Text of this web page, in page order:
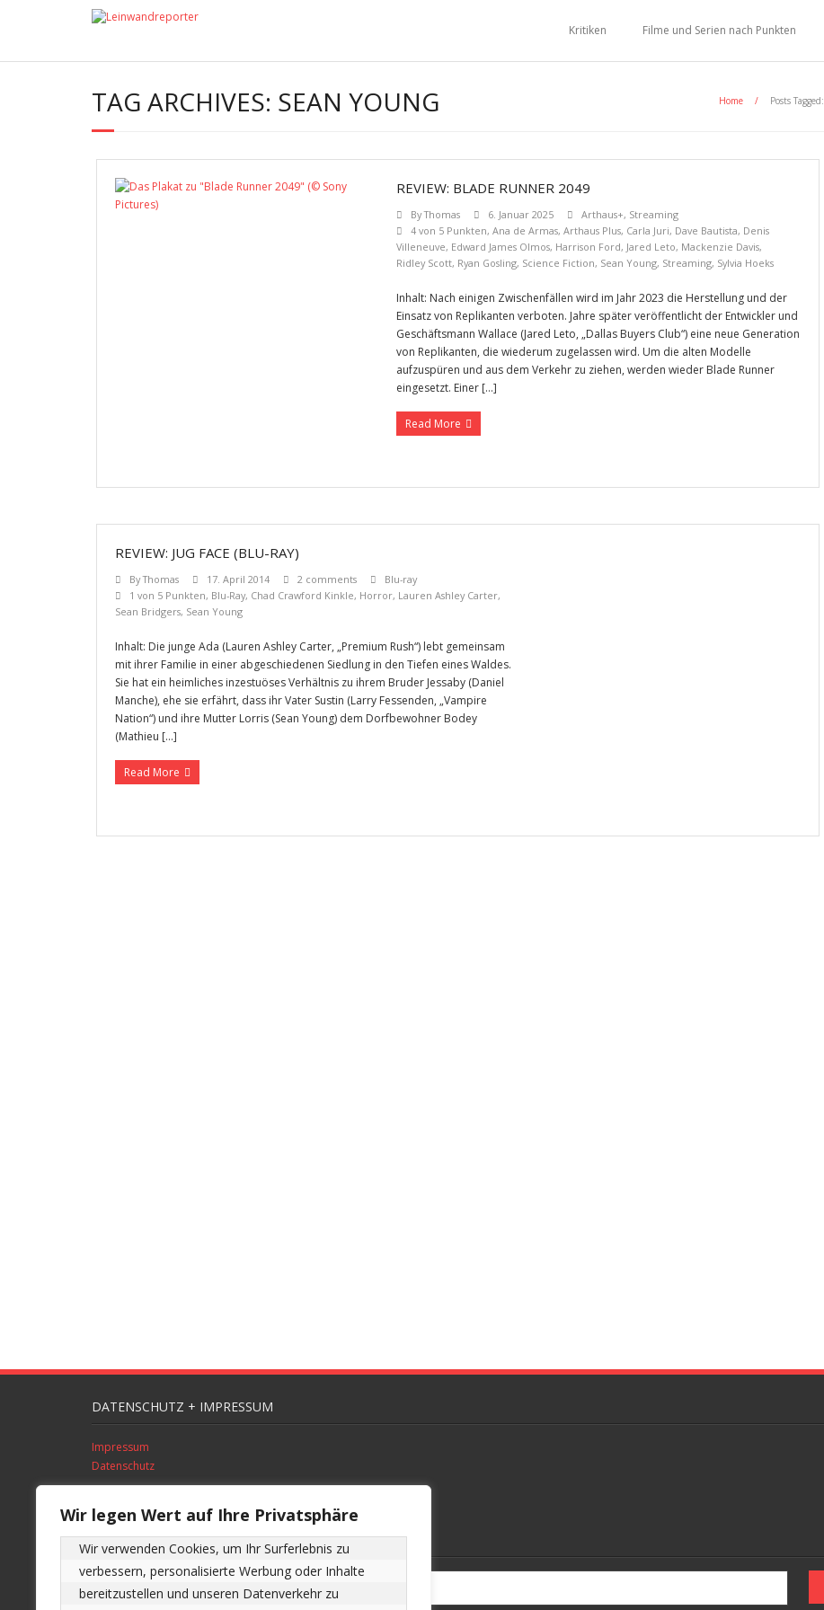
Wir legen Wert auf Ihre Privatsphäre
Wir verwenden Cookies, um Ihr Surferlebnis zu
verbessern, personalisierte Werbung oder Inhalte
bereitzustellen und unseren Datenverkehr zu
Kritiken Filme und Serien nach Punkten
TAG ARCHIVES: SEAN YOUNG Home / Posts Tagged:
REVIEW: BLADE RUNNER 2049
ByThomas 6. Januar 2025 Arthaus+, Streaming
4 von 5 Punkten,Ana de Armas,Arthaus Plus, Carla Juri, Dave Bautista, Denis
Villeneuve, Edward James Olmos, Harrison Ford, Jared Leto, Mackenzie Davis,
Ridley Scott, Ryan Gosling, Science Fiction, Sean Young, Streaming, Sylvia Hoeks
Inhalt: Nach einigen Zwischenfällen wird im Jahr 2023 die Herstellung und der
Einsatz von Replikanten verboten. Jahre später veröffentlicht der Entwickler und
Geschäftsmann Wallace (Jared Leto, „Dallas Buyers Club“) eine neue Generation
von Replikanten, die wiederum zugelassen wird. Um die alten Modelle
aufzuspüren und aus dem Verkehr zu ziehen, werden wieder Blade Runner
eingesetzt. Einer […]
Read More
REVIEW: JUG FACE (BLU-RAY)
ByThomas 17. April 2014 2 comments
Blu-ray
1 von 5 Punkten, Blu-Ray, Chad Crawford Kinkle, Horror, Lauren Ashley Carter,
Sean Bridgers, Sean Young
Inhalt: Die junge Ada (Lauren Ashley Carter, „Premium Rush“) lebt gemeinsam
mit ihrer Familie in einer abgeschiedenen Siedlung in den Tiefen eines Waldes.
Sie hat ein heimliches inzestuöses Verhältnis zu ihrem Bruder Jessaby (Daniel
Manche), ehe sie erfährt, dass ihr Vater Sustin (Larry Fessenden, „Vampire
Nation“) und ihre Mutter Lorris (Sean Young) dem Dorfbewohner Bodey
(Mathieu […]
Read More
DATENSCHUTZ + IMPRESSUM
Impressum
Datenschutz
SUCHE